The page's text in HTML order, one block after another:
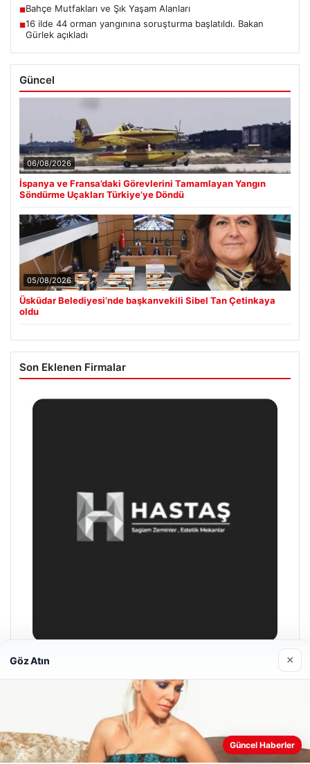
■Bahçe Mutfakları ve Şık Yaşam Alanları
■16 ilde 44 orman yangınına soruşturma başlatıldı. Bakan
Gürlek açıkladı
Güncel
06/08/2026
İspanya ve Fransa’daki Görevlerini Tamamlayan Yangın
Söndürme Uçakları Türkiye’ye Döndü
05/08/2026
Üsküdar Belediyesi’nde başkanvekili Sibel Tan Çetinkaya
oldu
Son Eklenen Firmalar
Web sitemizi nasıl kullandığınızı daha iyi anlayabilmek,
deneyiminizi kişiselleştirmek ve geliştirmek amacıyla çerezler
Göz Atın ×
Güncel Haberler